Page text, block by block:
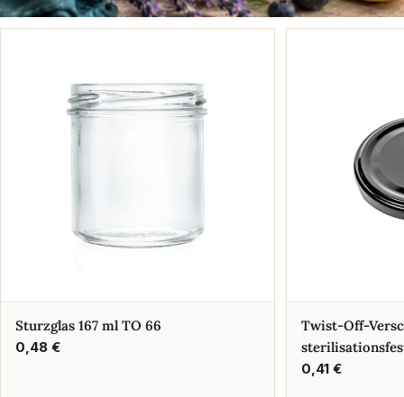
Sturzglas 167 ml TO 66
Regulärer
0,48 €
Twist-Off-
Regulärer
0,41 €